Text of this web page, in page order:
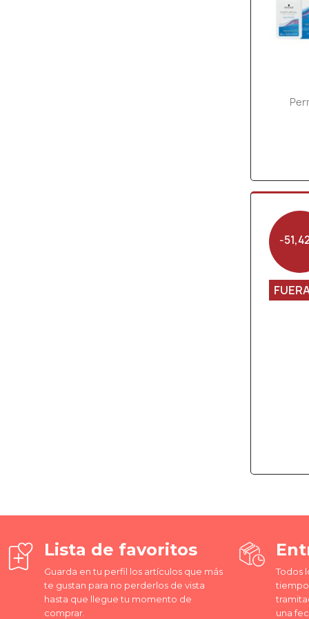
-
Lista de favoritos
Guarda en tu perfil los artículos que más
te gustan para no perderlos de vista
hasta que llegue tu momento de
comprar.
Todos
tiempo
una